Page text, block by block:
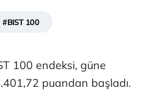
#BIST 100
100 endeksi, güne
puandan başladı.